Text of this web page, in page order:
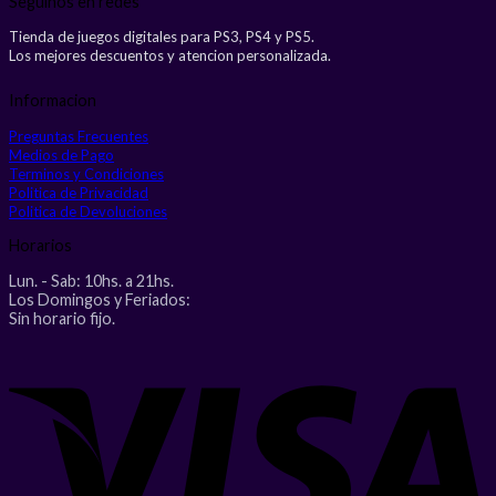
Tienda de juegos digitales para PS3, PS4 y PS5.
Los mejores descuentos y atencion personalizada.
Informacion
Preguntas Frecuentes
Medios de Pago
Terminos y Condiciones
Politica de Privacidad
Politica de Devoluciones
Horarios
Lun. - Sab: 10hs. a 21hs.
Los Domingos y Feriados:
Sin horario fijo.